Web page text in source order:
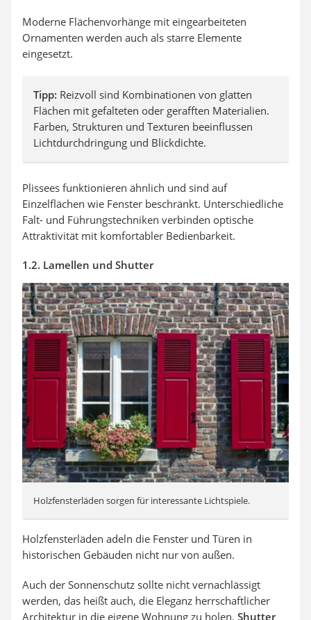
Moderne Flächenvorhänge mit eingearbeiteten
Ornamenten werden auch als starre Elemente
eingesetzt.
Tipp: Reizvoll sind Kombinationen von glatten
Flächen mit gefalteten oder gerafften Materialien.
Farben, Strukturen und Texturen beeinflussen
Lichtdurchdringung und Blickdichte.
Plissees funktionieren ähnlich und sind auf
Einzelflächen wie Fenster beschränkt. Unterschiedliche
Falt- und Führungstechniken verbinden optische
Attraktivität mit komfortabler Bedienbarkeit.
1.2. Lamellen und Shutter
Holzfensterläden sorgen für interessante Lichtspiele.
Holzfensterläden adeln die Fenster und Türen in
historischen Gebäuden nicht nur von außen.
Auch der Sonnenschutz sollte nicht vernachlässigt
werden, das heißt auch, die Eleganz herrschaftlicher
Architektur in die eigene Wohnung zu holen. Shutter